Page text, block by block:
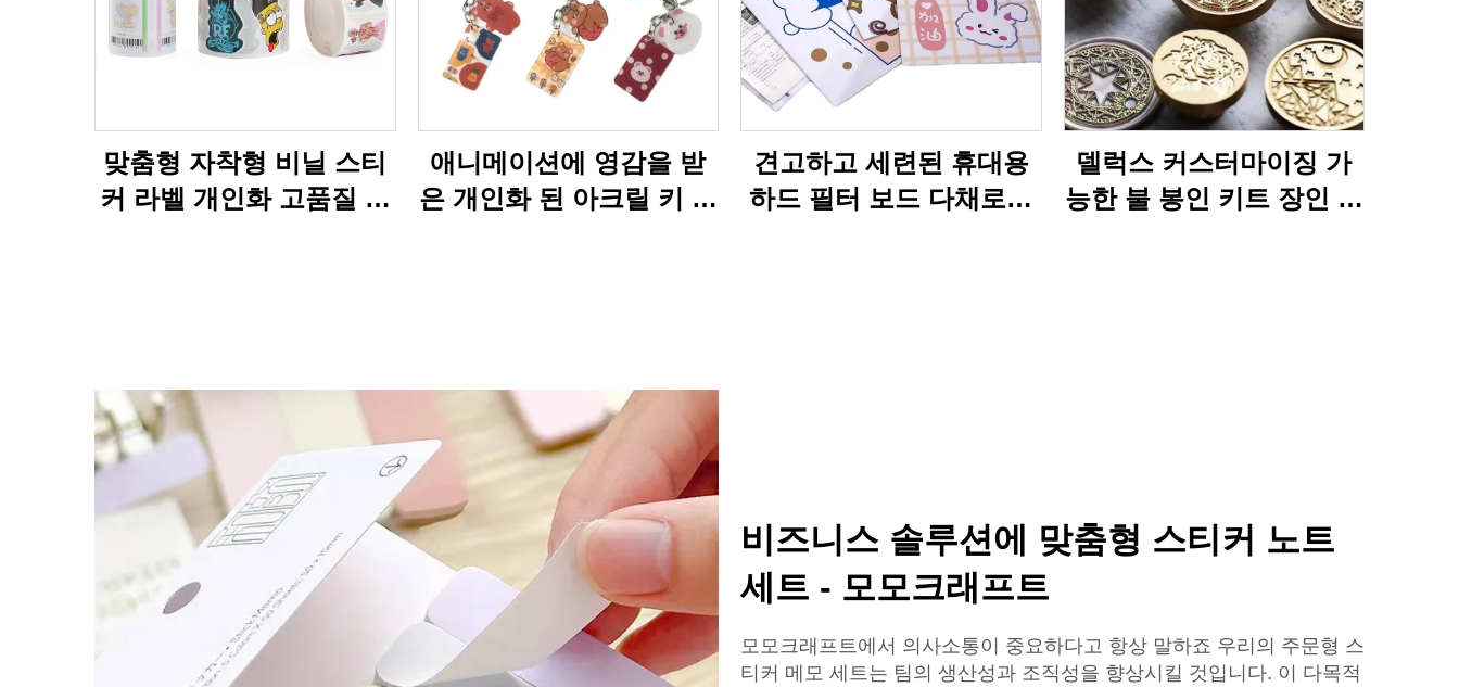
맞춤형 자착형 비닐 스티
커 라벨 개인화 고품질 롤
애니메이션에 영감을 받
은 개인화 된 아크릴 키 체
견고하고 세련된 휴대용
하드 필터 보드 다채로운
델럭스 커스터마이징 가
능한 불 봉인 키트 장인 문
비즈니스 솔루션에 맞춤형 스티커 노트
세트 - 모모크래프트
모모크래프트에서 의사소통이 중요하다고 항상 말하죠 우리의 주문형 스
티커 메모 세트는 팀의 생산성과 조직성을 향상시킬 것입니다. 이 다목적